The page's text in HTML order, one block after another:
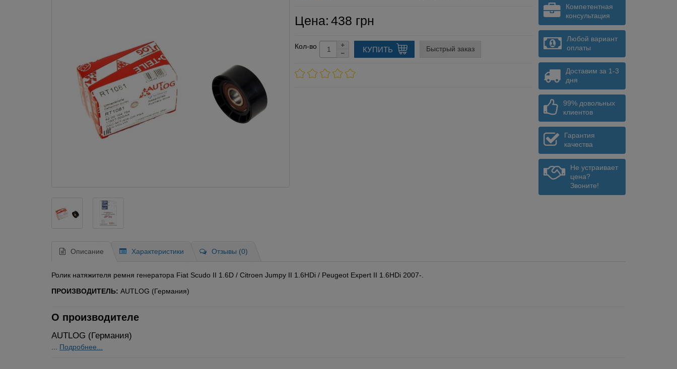
Цена: 438 грн
Кол-во КУПИТЬ Быстрый заказ
Компетентная
консультация
Любой вариант
оплаты
Доставим за 1-3
дня
99% довольных
клиентов
Гарантия
качества
Не устраивает
цена?
Звоните!
Описание Характеристики Отзывы (0)
Ролик натяжителя ремня генератора Fiat Scudo II 1.6D / Citroen Jumpy II 1.6HDi / Peugeot Expert II 1.6HDi 2007-.
ПРОИЗВОДИТЕЛЬ: AUTLOG (Германия)
О производителе
AUTLOG (Германия)
... Подробнее...